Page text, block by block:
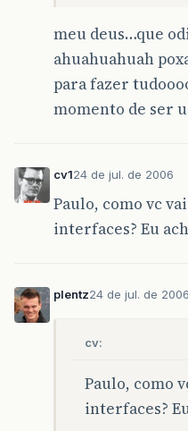
meu deus…que
ahuahuahuah
para fazer
momento de ser
cv124 de jul. de 2006
Paulo, como vc
interfaces? Eu
plentz24 de jul. de 2006
cv:
Paulo, como
interfaces?